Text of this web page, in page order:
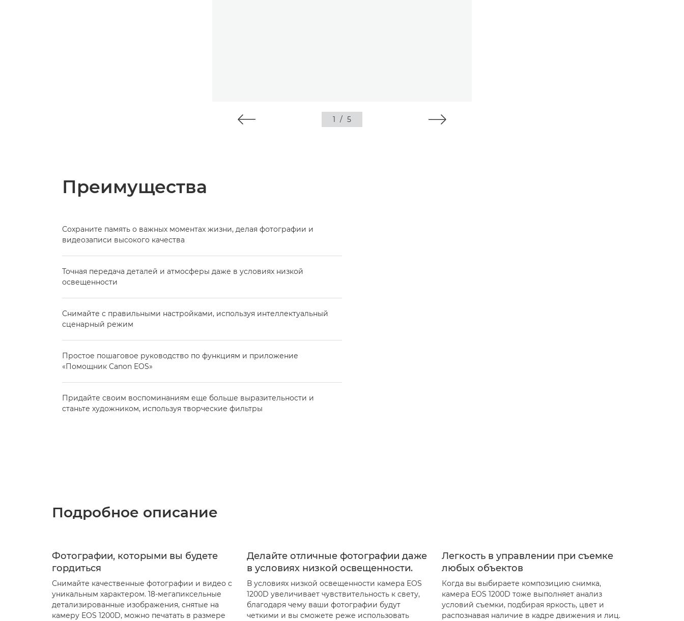
1 / 5
Преимущества
Сохраните память о важных моментах жизни, делая фотографии и
видеозаписи высокого качества
Точная передача деталей и атмосферы даже в условиях низкой
освещенности
Снимайте с правильными настройками, используя интеллектуальный
сценарный режим
Простое пошаговое руководство по функциям и приложение
«Помощник Canon EOS»
Придайте своим воспоминаниям еще больше выразительности и
станьте художником, используя творческие фильтры
Подробное описание
Фотографии, которыми вы будете
гордиться
Снимайте качественные фотографии и видео с
уникальным характером. 18-мегапиксельные
детализированные изображения, снятые на
камеру EOS 1200D, можно печатать в размере
Делайте отличные фотографии даже
в условиях низкой освещенности.
В условиях низкой освещенности камера EOS
1200D увеличивает чувствительность к свету,
благодаря чему ваши фотографии будут
четкими и вы сможете реже использовать
Легкость в управлении при съемке
любых объектов
Когда вы выбираете композицию снимка,
камера EOS 1200D тоже выполняет анализ
условий съемки, подбирая яркость, цвет и
распознавая наличие в кадре движения и лиц.